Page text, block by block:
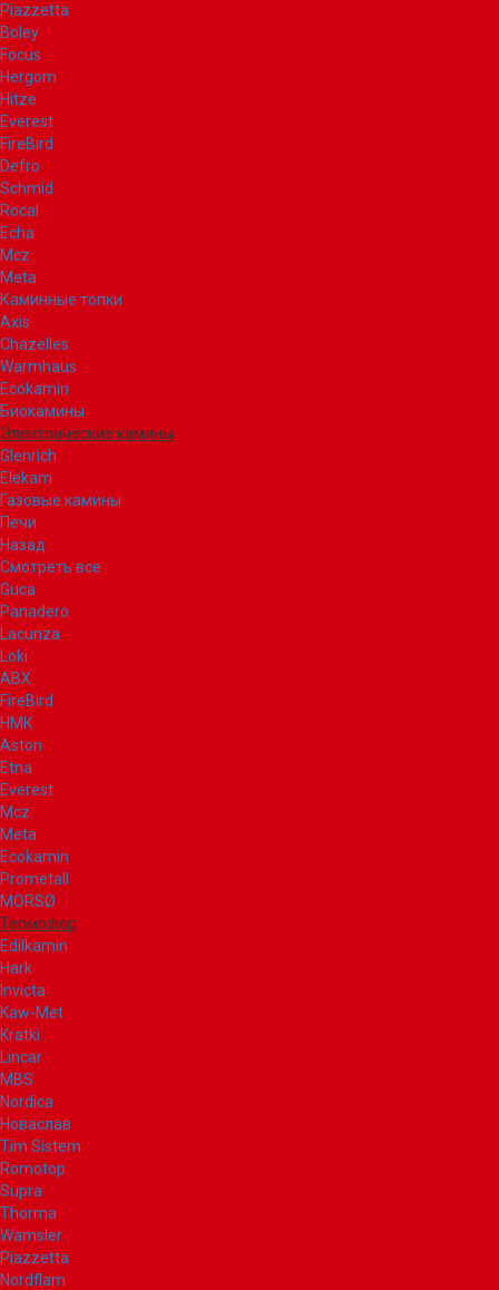
Piazzetta
Boley
Focus
Hergom
Hitze
Everest
FireBird
Defro
Schmid
Rocal
Echa
Mcz
Meta
Каминные топки
Axis
Chazelles
Warmhaus
Ecokamin
Биокамины
Электрические камины
Glenrich
Elekam
Газовые камины
Печи
Назад
Смотреть все
Guca
Panadero
Lacunza
Loki
ABX
FireBird
НМК
Aston
Etna
Everest
Mcz
Meta
Ecokamin
Prometall
MORSØ
Термофор
Edilkamin
Hark
Invicta
Kaw-Met
Kratki
Lincar
MBS
Nordica
Новаслав
Tim Sistem
Romotop
Supra
Thorma
Wamsler
Piazzetta
Nordflam